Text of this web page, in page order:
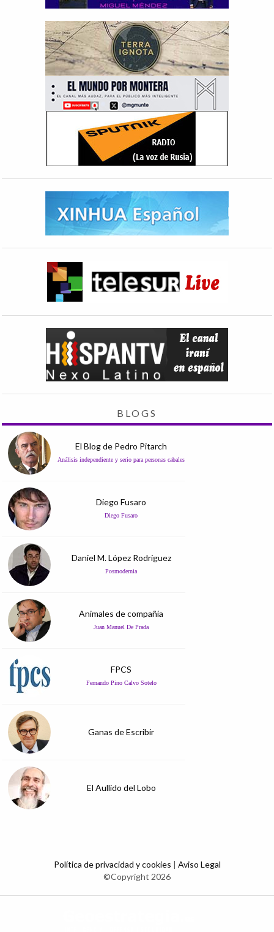
BLOGS
El Blog de Pedro Pitarch
Análisis independiente y serio para personas cabales
Diego Fusaro
Diego Fusaro
Daniel M. López Rodríguez
Posmodernia
Animales de compañía
Juan Manuel De Prada
FPCS
Fernando Pino Calvo Sotelo
Ganas de Escribir
El Aullido del Lobo
Política de privacidad y cookies | Aviso Legal
©Copyright 2026